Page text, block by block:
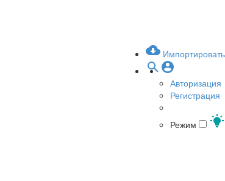
Импортировать
Авторизация
Регистрация
Режим